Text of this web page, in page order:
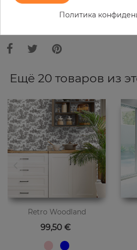
В связи с различными стандартами и
Ещё 20 товаров из
Retro Woodland
Цена
99,50 €
Политика